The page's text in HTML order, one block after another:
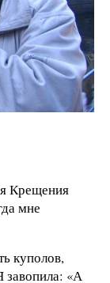
Крещения
мне
куполов,
завопила: «А